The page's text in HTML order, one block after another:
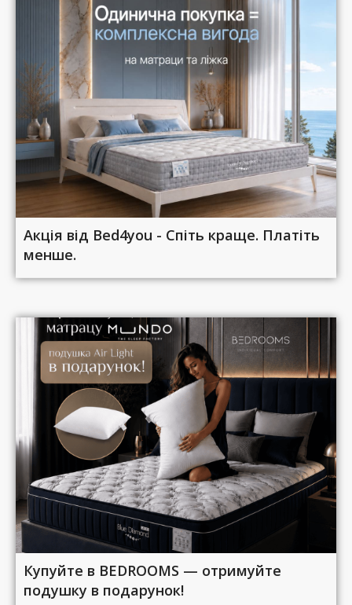
Акція від Bed4you - Спіть краще. Платіть
менше.
Купуйте в BEDROOMS — отримуйте
подушку в подарунок!